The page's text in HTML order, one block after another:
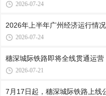
2026-07-24
2026年上半年广州经济运行情况
2026-07-24
穗深城际铁路即将全线贯通运
2026-07-21
7月17日起，穗深城际铁路上线